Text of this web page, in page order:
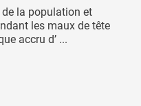
la population et
les maux de tête
accru d’ ...